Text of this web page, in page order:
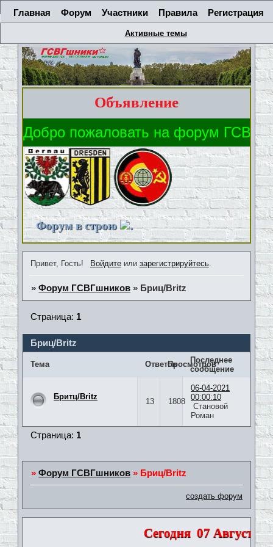
Главная Форум Участники Правила Регистрация
Активные темы
Объявление
Форум в строю .
Привет, Гость! Войдитеили зарегистрируйтесь.
»Форум ГСВГшников » Бриц/Britz
Бриц/Britz
Страница: 1
Тема ОтветовПросмотров
Последнее
сообщение
Бритц/Britz
13 1808
06-04-2021
00:00:10
Становой
Роман
Страница: 1
»Форум ГСВГшников » Бриц/Britz
создать форум
Сегодня 07 Августа